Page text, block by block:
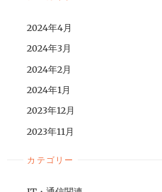
2024年4月
2024年3月
2024年2月
2024年1月
2023年12月
2023年11月
カテゴリー